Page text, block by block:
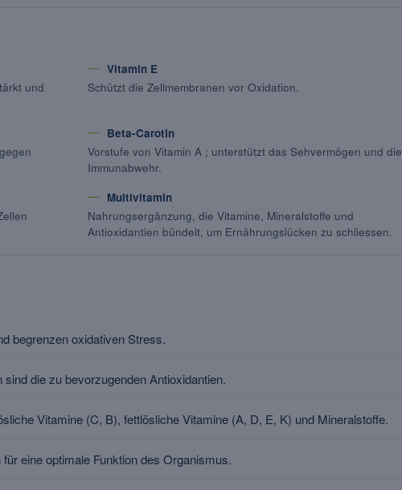
und
Vitamin E
Schützt die Zellmembranen vor Oxidation.
Beta-Carotin
Vorstufe von Vitamin A ; unterstützt das Sehvermögen und die
Immunabwehr.
Multivitamin
Nahrungsergänzung, die Vitamine, Mineralstoffe und
Antioxidantien bündelt, um Ernährungslücken zu schliessen.
begrenzen oxidativen Stress.
die zu bevorzugenden Antioxidantien.
Vitamine (C, B), fettlösliche Vitamine (A, D, E, K) und Mineralstoffe.
eine optimale Funktion des Organismus.